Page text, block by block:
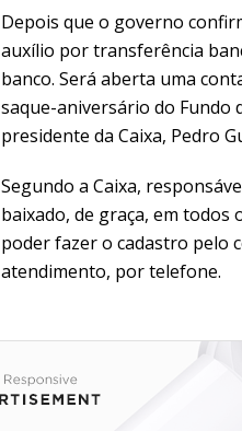
Depois que o governo
auxílio por transferência
banco. Será aberta uma
saque-aniversário do Fundo
presidente da Caixa, Pedro
Segundo a Caixa,
baixado, de graça, em todos
poder fazer o cadastro pelo
atendimento, por telefone.